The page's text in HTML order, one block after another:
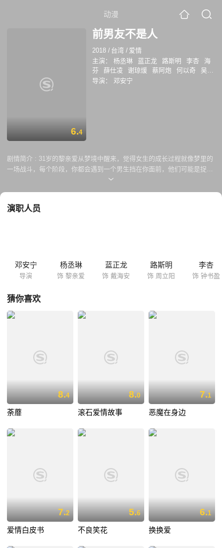
动漫
6.4
前男友不是人
2018 / 台湾 / 爱情
主演：
杨丞琳 蓝正龙 路斯明 李杏
海
芬
薛仕凌 谢琼煖 蔡阿炮 何以奇
吴珝
阳
许时豪 隆宸翰
导演： 邓安宁
剧情简介 : 31岁的黎亲爱从梦境中醒来，觉得女生的成长过程就像梦里的
一场战斗，每个阶段，你都会遇到一个男生挡在你面前，他们可能是捉弄
你的讨厌鬼，也可能是喜欢你却不敢说的臭男生，他们就像电玩游戏中的
走，他们让你一夜长大，成为你成长的印记，然后成为你的大魔王，在你
演职人员
邓安宁
导演
杨丞琳
饰 黎亲爱
蓝正龙
饰 戴海安
路斯明
饰 周立阳
李杏
饰 钟书盈
猜你喜欢
8.4
荼蘼
8.0
滚石爱情故事
7.1
恶魔在身边
7.2
爱情白皮书
5.6
不良笑花
6.1
换换爱